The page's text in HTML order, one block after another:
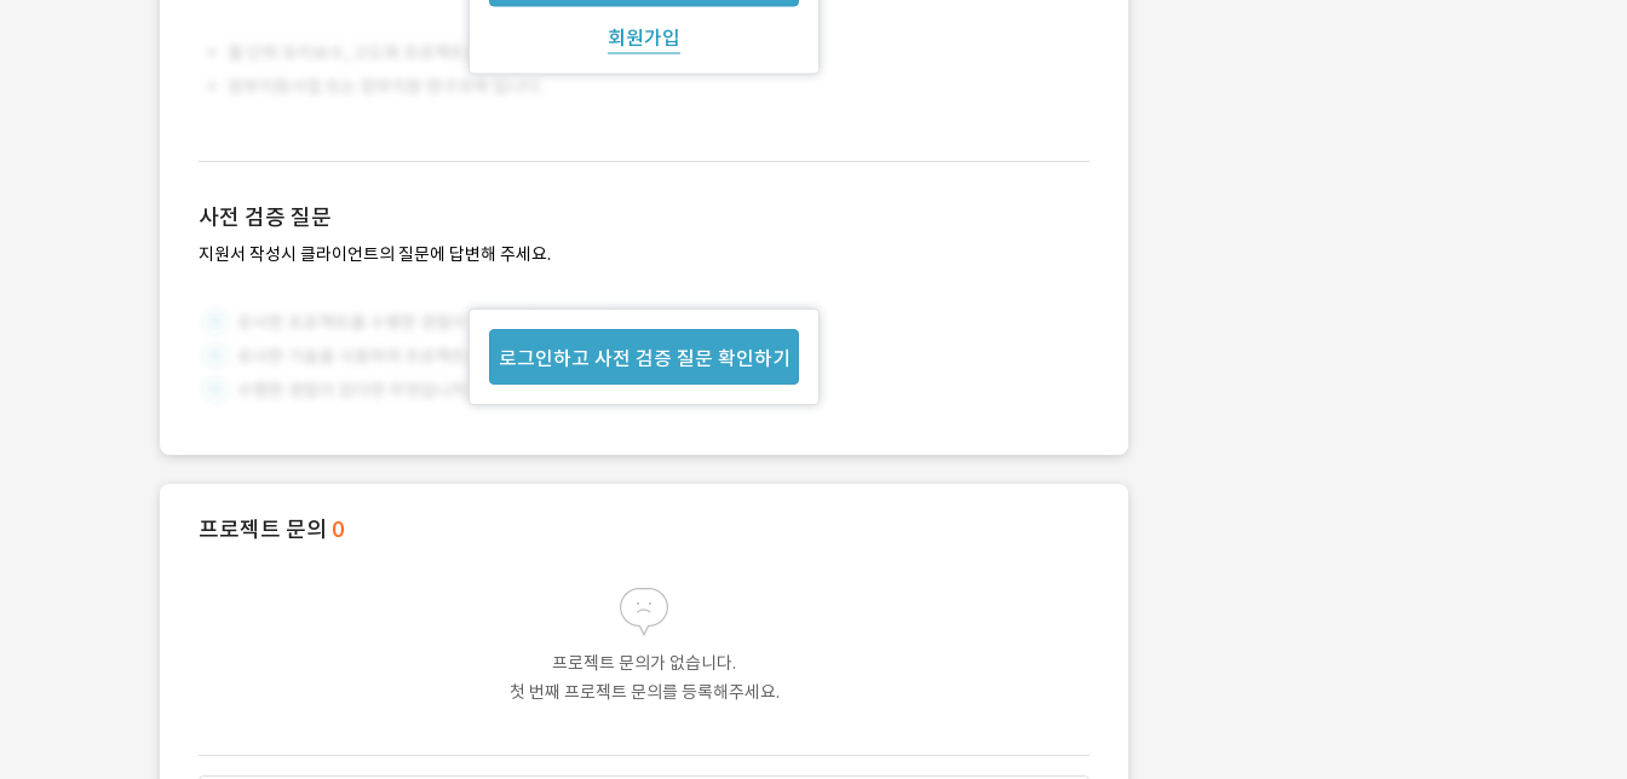
회원가입
사전 검증 질문
지원서 작성시 클라이언트의 질문에 답변해 주세요.
로그인하고 사전 검증 질문 확인하기
프로젝트 문의 0
프로젝트 문의가 없습니다.
첫 번째 프로젝트 문의를 등록해주세요.